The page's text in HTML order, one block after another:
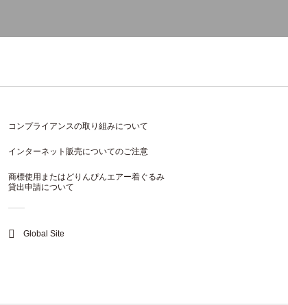
コンプライアンスの取り組みについて
インターネット販売についてのご注意
商標使用またはどりんぴんエアー着ぐるみ
貸出申請について
Global Site